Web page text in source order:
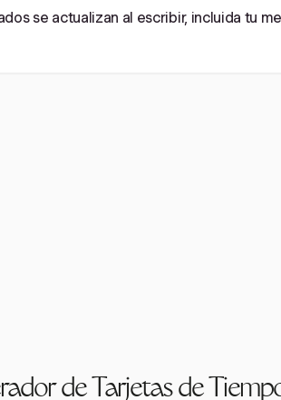
se actualizan al escribir, incluida tu
de Tarjetas de